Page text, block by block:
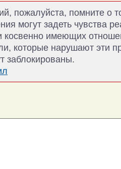
пожалуйста, помните о
могут задеть чувства
косвенно имеющих
которые нарушают эти
заблокированы.